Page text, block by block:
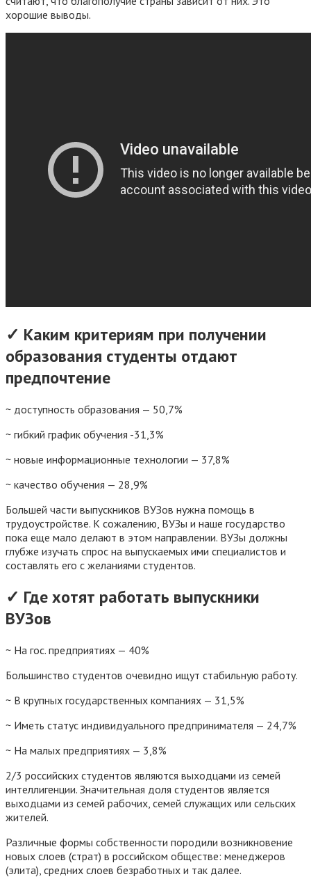
хорошие выводы.
✓ Каким критериям при получении
образования студенты отдают
предпочтение
~ доступность образования — 50,7%
~ гибкий график обучения -31,3%
~ новые информационные технологии — 37,8%
~ качество обучения — 28,9%
Большей части выпускников ВУЗов нужна помощь в
трудоустройстве. К сожалению, ВУЗы и наше государство
пока еще мало делают в этом направлении. ВУЗы должны
глубже изучать спрос на выпускаемых ими специалистов и
составлять его с желаниями студентов.
✓ Где хотят работать выпускники
ВУЗов
~ На гос. предприятиях — 40%
Большинство студентов очевидно ищут стабильную работу.
~ В крупных государственных компаниях — 31,5%
~ Иметь статус индивидуального предпринимателя — 24,7%
~ На малых предприятиях — 3,8%
2/3 российских студентов являются выходцами из семей
интеллигенции. Значительная доля студентов является
выходцами из семей рабочих, семей служащих или сельских
жителей.
Различные формы собственности породили возникновение
новых слоев (страт) в российском обществе: менеджеров
(элита), средних слоев безработных и так далее.